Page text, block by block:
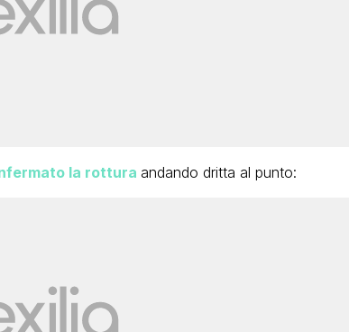
la rottura andando dritta al punto: